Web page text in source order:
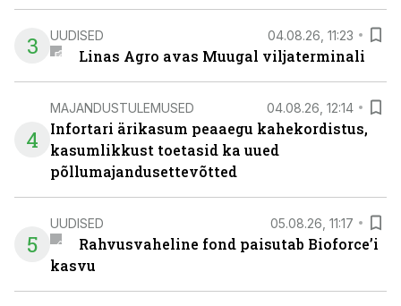
3 UUDISED 04.08.26, 11:23
Linas Agro avas Muugal viljaterminali
4
MAJANDUSTULEMUSED 04.08.26, 12:14
Infortari ärikasum peaaegu kahekordistus,
kasumlikkust toetasid ka uued
põllumajandusettevõtted
5
UUDISED 05.08.26, 11:17
Rahvusvaheline fond paisutab Bioforce’i
kasvu